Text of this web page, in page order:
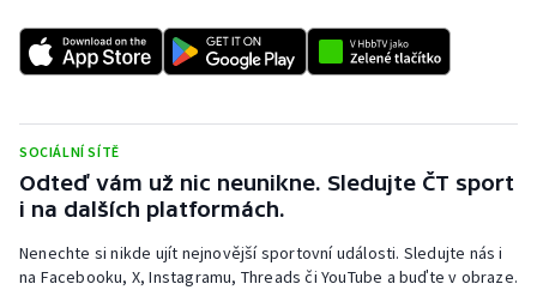
Stolní tenis
Triatlon
Veslování
SOCIÁLNÍ SÍTĚ
Odteď vám už nic neunikne. Sledujte ČT sport
i na dalších platformách.
Nenechte si nikde ujít nejnovější sportovní události. Sledujte nás i
na Facebooku, X, Instagramu, Threads či YouTube a buďte v obraze.